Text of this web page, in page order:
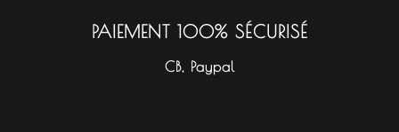
PAIEMENT 100% SÉCURISÉ
CB, Paypal